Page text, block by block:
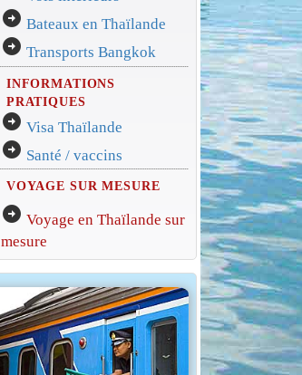
arrow_circle_right Bateaux en Thaïlande
arrow_circle_right Transports Bangkok
INFORMATIONS
PRATIQUES
arrow_circle_right Visa Thaïlande
arrow_circle_right Santé / vaccins
VOYAGE SUR MESURE
arrow_circle_right Voyage en Thaïlande sur
mesure